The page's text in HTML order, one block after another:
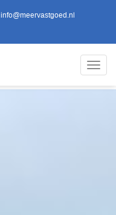
info@meervastgoed.nl